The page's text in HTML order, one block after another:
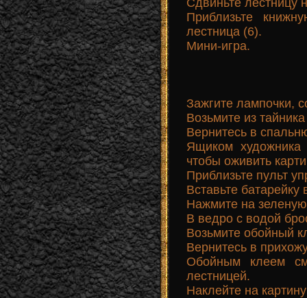
Приблизьте
лестница (6).
Мини-игра.
Зажгите лампочки,
Возьмите из
Вернитесь в
Ящиком художника
чтобы оживить
Приблизьте пульт
Вставьте батарейку
Нажмите на зеленую
В ведро с водой
Возьмите обойный
Вернитесь в
Обойным клеем
лестницей.
Наклейте на